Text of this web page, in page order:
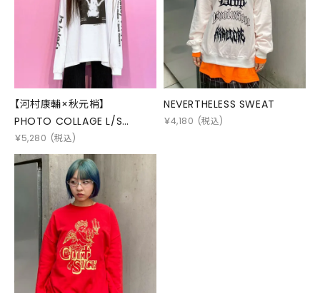
【河村康輔×秋元梢】
PHOTO COLLAGE L/S
TEE(MONO)
￥5,280 (税込)
NEVERTHELESS SWEAT
￥4,180 (税込)